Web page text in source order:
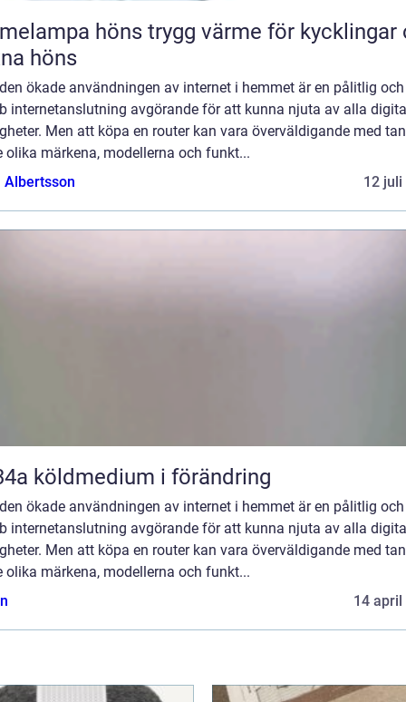
höns trygg värme för kycklingar och
höns
ökade användningen av internet i hemmet är en pålitlig och
internetanslutning avgörande för att kunna njuta av alla
Men att köpa en router kan vara överväldigande med
olika märkena, modellerna och funkt...
Albertsson
12 juli
R134a köldmedium i förändring
ökade användningen av internet i hemmet är en pålitlig och
internetanslutning avgörande för att kunna njuta av alla
Men att köpa en router kan vara överväldigande med
olika märkena, modellerna och funkt...
14 april